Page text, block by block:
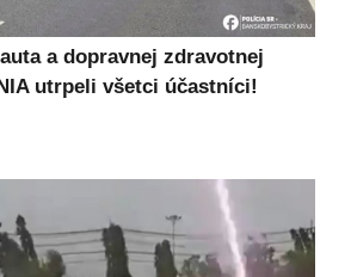
a dopravnej zdravotnej
utrpeli všetci účastníci!